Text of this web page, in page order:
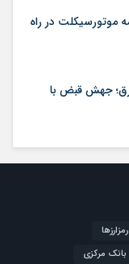
موتورسیکلت در راه
جهش قبض با
رمزارزها
بانک مرکزی